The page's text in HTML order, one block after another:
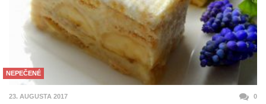
NEPEČENÉ
23. AUGUSTA 2017 0